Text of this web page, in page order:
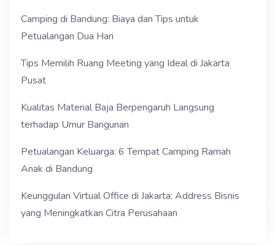
Camping di Bandung: Biaya dan Tips untuk
Petualangan Dua Hari
Tips Memilih Ruang Meeting yang Ideal di Jakarta
Pusat
Kualitas Material Baja Berpengaruh Langsung
terhadap Umur Bangunan
Petualangan Keluarga: 6 Tempat Camping Ramah
Anak di Bandung
Keunggulan Virtual Office di Jakarta: Address Bisnis
yang Meningkatkan Citra Perusahaan